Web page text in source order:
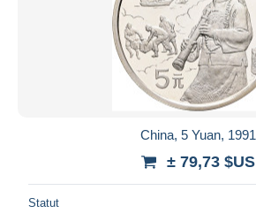
China, 5 Yuan, 1991
± 79,73 $US
Statut